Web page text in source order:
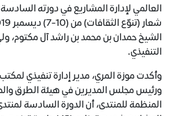
الشيخ حمدان بن محمد بن راشد آل مكتوم،
التنفيذي.
وأكدت موزة المري، مدير إدارة تنفيذي
ورئيس مجلس المديرين في هيئة الطرق
المنظمة للمنتدى، أن الدورة السادسة